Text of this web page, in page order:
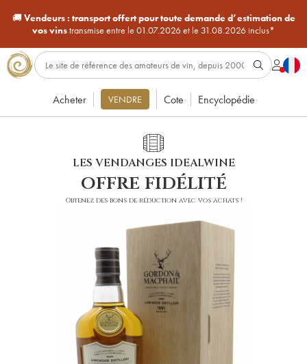
🚚Vendeurs : transport offert pour toute demande d’estimation de
vos vinstransmise entre le 01.07.2026 et le 31.08.2026 inclus*
Acheter VENDRE Cote Encyclopédie
LES VENDANGES IDEALWINE
offre fidélité
Obtenez des bons de réduction avec vos achats !